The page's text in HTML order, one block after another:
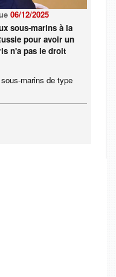
06/12/2025
sous-marins à la
pour avoir un
n'a pas le droit
marins de type